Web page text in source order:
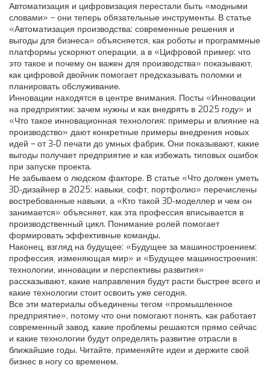
Автоматизация и цифровизация перестали быть «модными
словами» – они теперь обязательные инструменты. В статье
«Автоматизация производства: современные решения и
выгоды для бизнеса» объясняется, как роботы и программные
платформы ускоряют операции, а в «Цифровой пример: что
это такое и почему он важен для производства» показывают,
как цифровой двойник помогает предсказывать поломки и
планировать обслуживание.
Инновации находятся в центре внимания. Посты «Инновации
на предприятии: зачем нужны и как внедрять в 2025 году» и
«Что такое инновационная технология: примеры и влияние на
производство» дают конкретные примеры внедрения новых
идей – от 3‑D печати до умных фабрик. Они показывают, какие
выгоды получает предприятие и как избежать типовых ошибок
при запуске проекта.
Не забываем о людском факторе. В статье «Что должен уметь
3D‑дизайнер в 2025: навыки, софт, портфолио» перечислены
востребованные навыки, а «Кто такой 3D‑моделлер и чем он
занимается» объясняет, как эта профессия вписывается в
производственный цикл. Понимание ролей помогает
формировать эффективные команды.
Наконец, взгляд на будущее: «Будущее за машиностроением:
профессия, изменяющая мир» и «Будущее машиностроения:
технологии, инновации и перспективы развития»
рассказывают, какие направления будут расти быстрее всего и
какие технологии стоит освоить уже сегодня.
Все эти материалы объединены тегом «промышленное
предприятие», потому что они помогают понять, как работает
современный завод, какие проблемы решаются прямо сейчас
и какие технологии будут определять развитие отрасли в
ближайшие годы. Читайте, применяйте идеи и держите свой
бизнес в ногу со временем.